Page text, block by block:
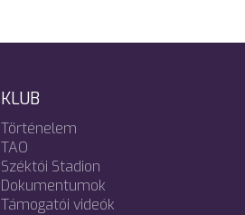
KLUB
Történelem
TAO
Széktói Stadion
Dokumentumok
Támogatói videók